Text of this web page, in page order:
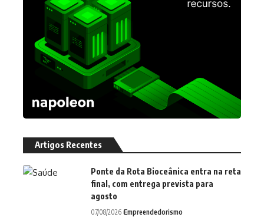
Artigos Recentes
Ponte da Rota Bioceânica entra na reta
final, com entrega prevista para
agosto
07/08/2026 Empreendedorismo